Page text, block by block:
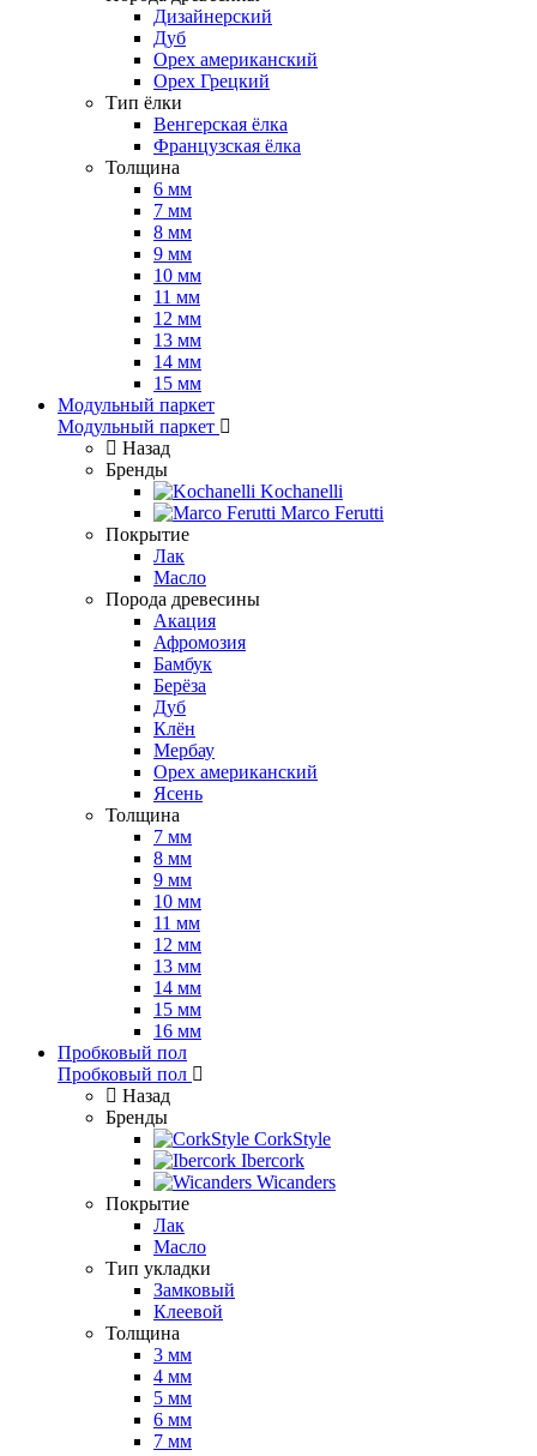
Дизайнерский
Дуб
Орех американский
Орех Грецкий
Тип ёлки
Венгерская ёлка
Французская ёлка
Толщина
6 мм
7 мм
8 мм
9 мм
10 мм
11 мм
12 мм
13 мм
14 мм
15 мм
Модульный паркет
Модульный паркет
Назад
Бренды
Kochanelli
Marco Ferutti
Покрытие
Лак
Масло
Порода древесины
Акация
Афромозия
Бамбук
Берёза
Дуб
Клён
Мербау
Орех американский
Ясень
Толщина
7 мм
8 мм
9 мм
10 мм
11 мм
12 мм
13 мм
14 мм
15 мм
16 мм
Пробковый пол
Пробковый пол
Назад
Бренды
CorkStyle
Ibercork
Wicanders
Покрытие
Лак
Масло
Тип укладки
Замковый
Клеевой
Толщина
3 мм
4 мм
5 мм
6 мм
7 мм